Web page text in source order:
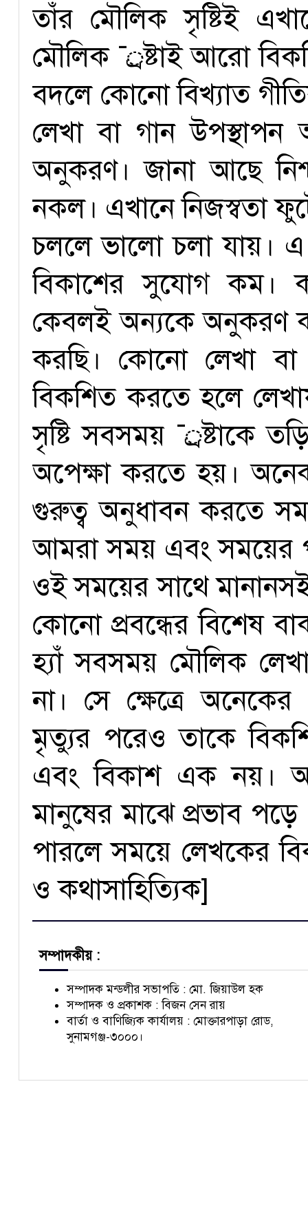
তাঁর মৌলিক সৃষ্টিই
মৌলিক ¯্রষ্টাই আরো
বদলে কোনো বিখ্যাত
লেখা বা গান
অনুকরণ। জানা আছে
নকল। এখানে নিজস্বতা
চললে ভালো চলা যায়। এ
বিকাশের সুযোগ কম।
কেবলই অন্যকে অনুকরণ
করছি। কোনো লেখা বা
বিকশিত করতে হলে
সৃষ্টি সবসময় ¯্রষ্টাকে
অপেক্ষা করতে হয়।
গুরুত্ব অনুধাবন করতে
আমরা সময় এবং সময়ের
ওই সময়ের সাথে
কোনো প্রবন্ধের বিশেষ
হ্যাঁ সবসময় মৌলিক
না। সে ক্ষেত্রে
মৃত্যুর পরেও তাকে
এবং বিকাশ এক নয়।
মানুষের মাঝে প্রভাব
পারলে সময়ে লেখকের
ও কথাসাহিত্যিক]
সম্পাদকীয় :
সম্পাদক মন্ডলীর সভাপতি : মো. জিয়াউল হক
সম্পাদক ও প্রকাশক : বিজন সেন রায়
বার্তা ও বাণিজ্যিক কার্যালয় : মোক্তারপাড়া রোড,
সুনামগঞ্জ-৩০০০।